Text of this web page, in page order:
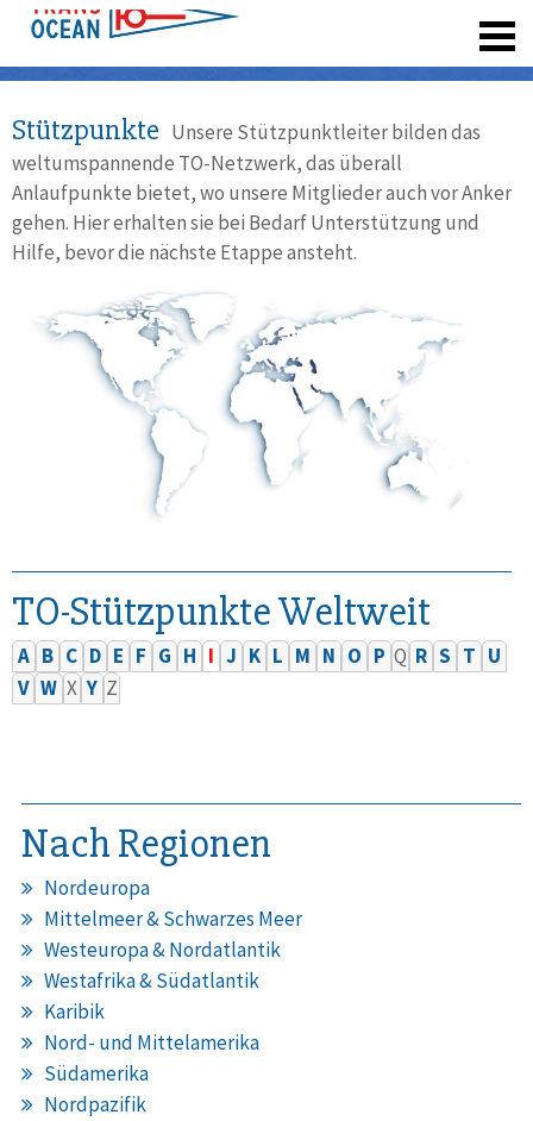
Stützpunkte Unsere Stützpunktleiter bilden das
weltumspannende TO-Netzwerk, das überall
Anlaufpunkte bietet, wo unsere Mitglieder auch vor Anker
gehen. Hier erhalten sie bei Bedarf Unterstützung und
Hilfe, bevor die nächste Etappe ansteht.
TO-Stützpunkte Weltweit
A B C D E F G H I J K L M N O P Q R S T U
V W X Y Z
Nach Regionen
Nordeuropa
Mittelmeer & Schwarzes Meer
Westeuropa & Nordatlantik
Westafrika & Südatlantik
Karibik
Nord- und Mittelamerika
Südamerika
Nordpazifik